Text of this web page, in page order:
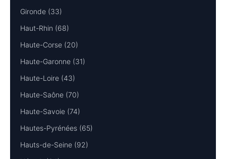
Gironde (33)
Haut-Rhin (68)
Haute-Corse (20)
Haute-Garonne (31)
Haute-Loire (43)
Haute-Saône (70)
Haute-Savoie (74)
Hautes-Pyrénées (65)
Hauts-de-Seine (92)